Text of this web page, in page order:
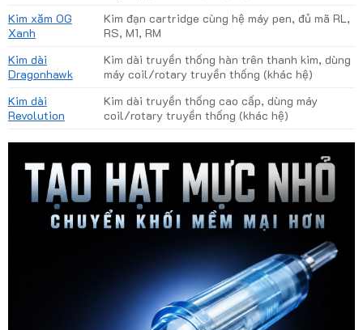
Kim xăm OG
Xanh
Kim đạn cartridge cùng hệ máy pen, đủ mã RL,
RS, M1, RM
Kim dài
Dragonhawk
Kim dài truyền thống hàn trên thanh kim, dùng
máy coil/rotary truyền thống (khác hệ)
Kim dài
Revolution
Kim dài truyền thống cao cấp, dùng máy
coil/rotary truyền thống (khác hệ)